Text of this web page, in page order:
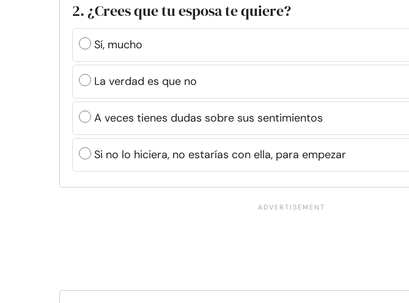
2. ¿Crees que tu esposa te quiere?
Sí, mucho
La verdad es que no
A veces tienes dudas sobre sus sentimientos
Si no lo hiciera, no estarías con ella, para empezar